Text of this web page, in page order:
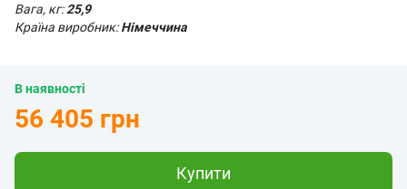
Вага, кг:25,9
Країна виробник: Німеччина
В наявності
56 405 грн
Купити